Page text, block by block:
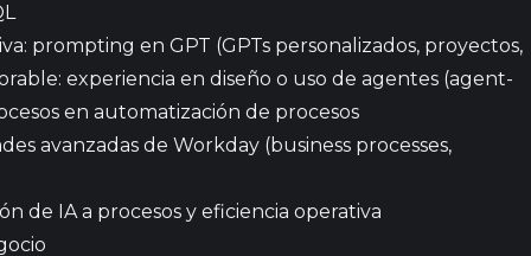
prompting en GPT (GPTs personalizados, proyectos,
experiencia en diseño o uso de agentes (agent-
en automatización de procesos
avanzadas de Workday (business processes,
de IA a procesos y eficiencia operativa